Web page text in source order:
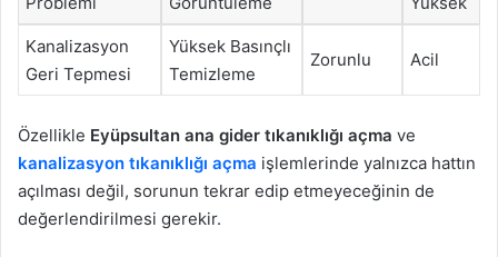
Kanalizasyon
Geri Tepmesi
Yüksek Basınçlı
Temizleme
Zorunlu Acil
Özellikle Eyüpsultan ana gider tıkanıklığı açma ve
kanalizasyon tıkanıklığı açma işlemlerinde yalnızca hattın
açılması değil, sorunun tekrar edip etmeyeceğinin de
değerlendirilmesi gerekir.